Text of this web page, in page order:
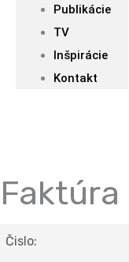
Publikácie
TV
Inšpirácie
Kontakt
Faktúra
Čislo: